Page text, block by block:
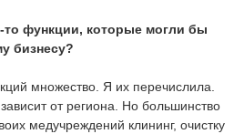
то функции, которые могли бы
бизнесу?
множество. Я их перечислила.
от региона. Но большинство
медучреждений клининг, очистку